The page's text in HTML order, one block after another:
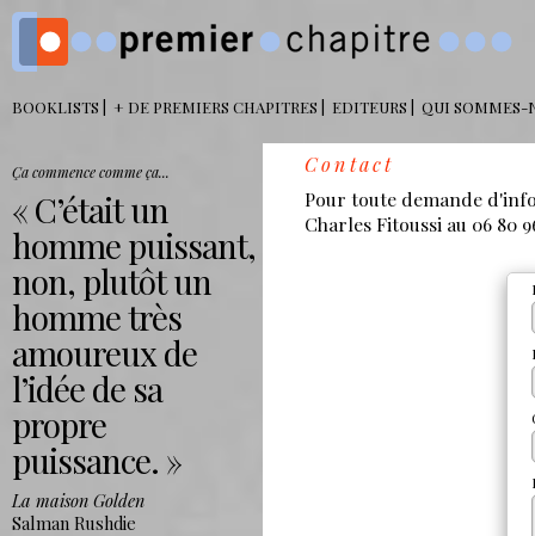
BOOKLISTS + DE PREMIERS CHAPITRES EDITEURS QUI SOMMES-
Ça commence comme ça...
C’était un
homme puissant,
non, plutôt un
homme très
amoureux de
l’idée de sa
propre
puissance.
La maison Golden
Salman Rushdie
Contact
Pour toute demande
Charles Fitoussi au 06 80